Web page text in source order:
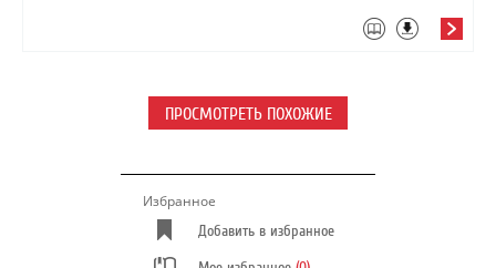
ПРОСМОТРЕТЬ ПОХОЖИЕ
Избранное
Добавить в избранное